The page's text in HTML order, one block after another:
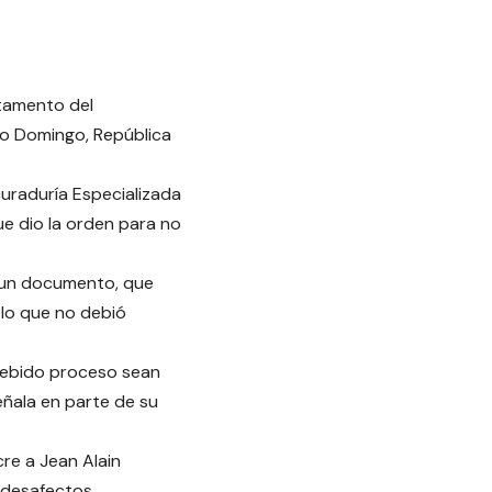
del
Domingo, República
Especializada
dio la orden para no
documento, que
que no debió
proceso sean
en parte de su
a Jean Alain